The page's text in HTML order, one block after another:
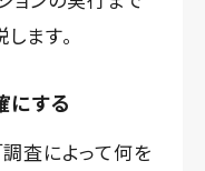
ます。
にする
調査によって何を